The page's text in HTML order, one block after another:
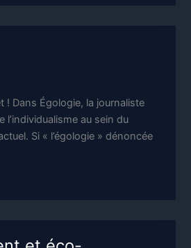
! Dans Égologie, la journaliste
l’individualisme au sein du
Si « l’égologie » dénoncée